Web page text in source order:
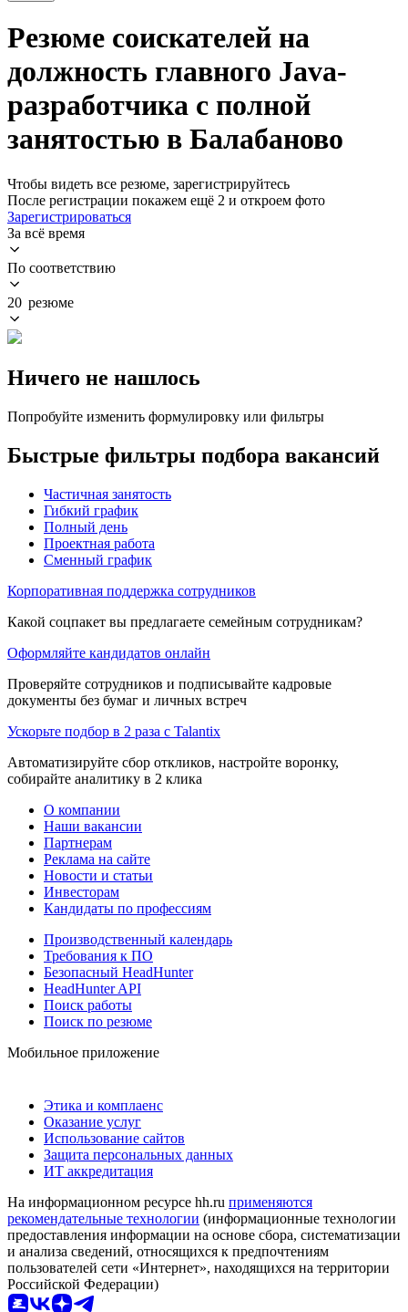
Резюме соискателей на
должность главного Java-
разработчика с полной
занятостью в Балабаново
Чтобы видеть все резюме, зарегистрируйтесь
После регистрации покажем ещё 2 и откроем фото
Зарегистрироваться
За всё время
По соответствию
20 резюме
Ничего не нашлось
Попробуйте изменить формулировку или фильтры
Быстрые фильтры подбора вакансий
Частичная занятость
Гибкий график
Полный день
Проектная работа
Сменный график
Корпоративная поддержка сотрудников
Какой соцпакет вы предлагаете семейным сотрудникам?
Оформляйте кандидатов онлайн
Проверяйте сотрудников и подписывайте кадровые
документы без бумаг и личных встреч
Ускорьте подбор в 2 раза с Talantix
Автоматизируйте сбор откликов, настройте воронку,
собирайте аналитику в 2 клика
О компании
Наши вакансии
Партнерам
Реклама на сайте
Новости и статьи
Инвесторам
Кандидаты по профессиям
Производственный календарь
Требования к ПО
Безопасный HeadHunter
HeadHunter API
Поиск работы
Поиск по резюме
Мобильное приложение
Этика и комплаенс
Оказание услуг
Использование сайтов
Защита персональных данных
ИТ аккредитация
На информационном ресурсе hh.ru применяются
рекомендательные технологии (информационные технологии
предоставления информации на основе сбора, систематизации
и анализа сведений, относящихся к предпочтениям
пользователей сети «Интернет», находящихся на территории
Российской Федерации)